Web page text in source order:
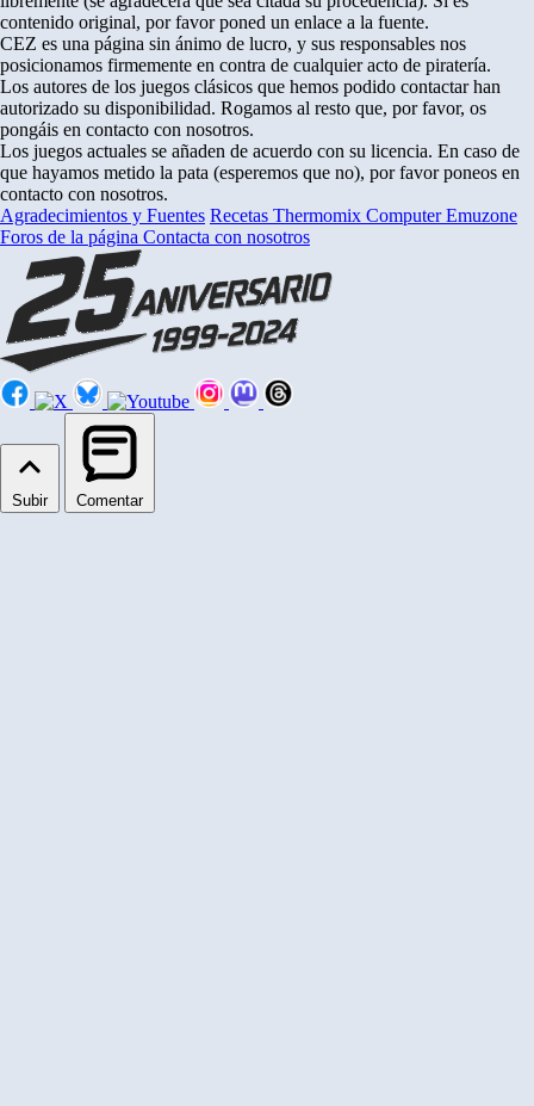
contenido original, por favor poned un enlace a la fuente.
CEZ es una página sin ánimo de lucro, y sus responsables nos
posicionamos firmemente en contra de cualquier acto de piratería.
Los autores de los juegos clásicos que hemos podido contactar han
autorizado su disponibilidad. Rogamos al resto que, por favor, os
pongáis en contacto con nosotros.
Los juegos actuales se añaden de acuerdo con su licencia. En caso de
que hayamos metido la pata (esperemos que no), por favor poneos en
contacto con nosotros.
Agradecimientos y Fuentes Recetas Thermomix Computer Emuzone
Foros de la página Contacta con nosotros
Subir Comentar